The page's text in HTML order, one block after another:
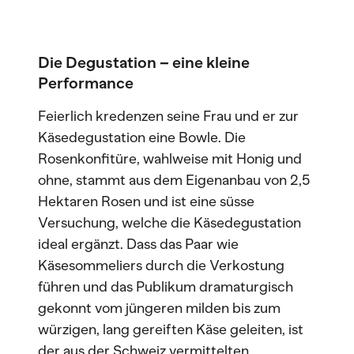
Die Degustation – eine kleine
Performance
Feierlich kredenzen seine Frau und er zur
Käsedegustation eine Bowle. Die
Rosenkonfitüre, wahlweise mit Honig und
ohne, stammt aus dem Eigenanbau von 2,5
Hektaren Rosen und ist eine süsse
Versuchung, welche die Käsedegustation
ideal ergänzt. Dass das Paar wie
Käsesommeliers durch die Verkostung
führen und das Publikum dramaturgisch
gekonnt vom jüngeren milden bis zum
würzigen, lang gereiften Käse geleiten, ist